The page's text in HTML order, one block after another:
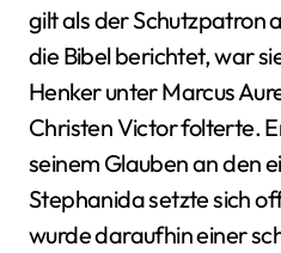
gilt als der Schutzpatron
die Bibel berichtet, war
Henker unter Marcus
Christen Victor folterte.
seinem Glauben an den
Stephanida setzte sich
wurde daraufhin einer